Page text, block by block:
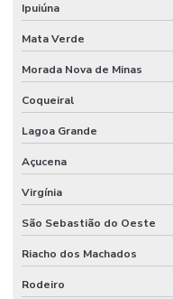
Ipuiúna
Mata Verde
Morada Nova de Minas
Coqueiral
Lagoa Grande
Açucena
Virgínia
São Sebastião do Oeste
Riacho dos Machados
Rodeiro